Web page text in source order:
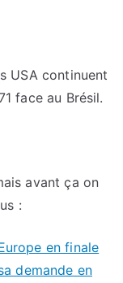
USA continuent
face au Brésil.
avant ça on
:
en finale
demande en